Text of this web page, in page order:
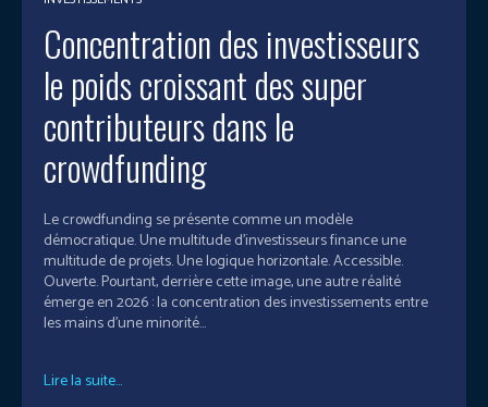
Concentration des investisseurs
le poids croissant des super
contributeurs dans le
crowdfunding
Le crowdfunding se présente comme un modèle
démocratique. Une multitude d’investisseurs finance une
multitude de projets. Une logique horizontale. Accessible.
Ouverte. Pourtant, derrière cette image, une autre réalité
émerge en 2026 : la concentration des investissements entre
les mains d’une minorité...
Lire la suite...